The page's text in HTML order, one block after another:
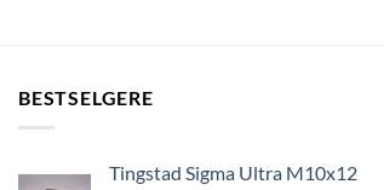
BESTSELGERE
Tingstad Sigma Ultra M10x12